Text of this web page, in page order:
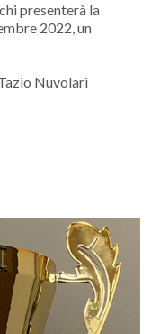
presenterà la
2022, un
Nuvolari